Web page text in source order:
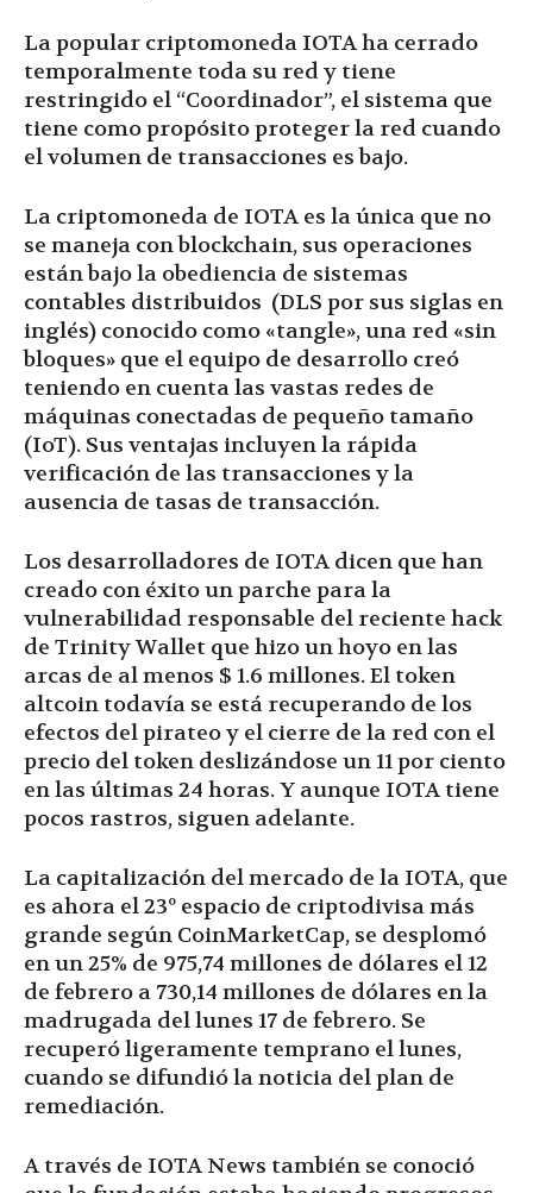
La popular criptomoneda IOTA ha cerrado
temporalmente toda su red y tiene
restringido el “Coordinador”, el sistema que
tiene como propósito proteger la red cuando
el volumen de transacciones es bajo.
La criptomoneda de IOTA es la única que no
se maneja con blockchain, sus operaciones
están bajo la obediencia de sistemas
contables distribuidos (DLS por sus siglas en
inglés) conocido como «tangle», una red «sin
bloques» que el equipo de desarrollo creó
teniendo en cuenta las vastas redes de
máquinas conectadas de pequeño tamaño
(IoT). Sus ventajas incluyen la rápida
verificación de las transacciones y la
ausencia de tasas de transacción.
Los desarrolladores de IOTA dicen que han
creado con éxito un parche para la
vulnerabilidad responsable del reciente hack
de Trinity Wallet que hizo un hoyo en las
arcas de al menos $ 1.6 millones. El token
altcoin todavía se está recuperando de los
efectos del pirateo y el cierre de la red con el
precio del token deslizándose un 11 por ciento
en las últimas 24 horas. Y aunque IOTA tiene
pocos rastros, siguen adelante.
La capitalización del mercado de la IOTA, que
es ahora el 23º espacio de criptodivisa más
grande según CoinMarketCap, se desplomó
en un 25% de 975,74 millones de dólares el 12
de febrero a 730,14 millones de dólares en la
madrugada del lunes 17 de febrero. Se
recuperó ligeramente temprano el lunes,
cuando se difundió la noticia del plan de
remediación.
A través de IOTA News también se conoció